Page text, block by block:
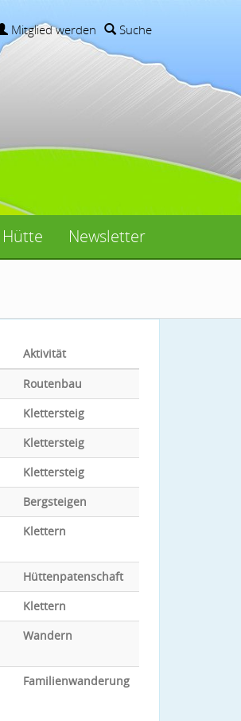
Mitglied werden
Suche
Hütte Newsletter
Aktivität
Routenbau
Klettersteig
Klettersteig
Klettersteig
Bergsteigen
Klettern
Hüttenpatenschaft
Klettern
Wandern
Familienwanderung